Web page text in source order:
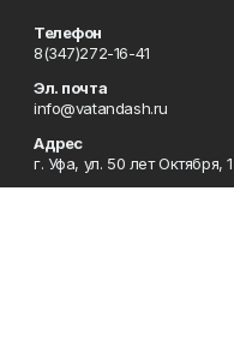
Телефон
8(347)272-16-41
Эл. почта
info@vatandash.ru
Адрес
г. Уфа, ул. 50 лет Октября,